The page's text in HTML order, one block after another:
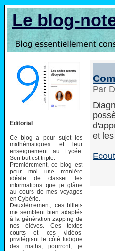
Le blog-
Editorial
Ce blog a pour sujet les
mathématiques et leur
enseignement au Lycée.
Son but est triple.
Premièrement, ce blog est
pour moi une manière
idéale de classer les
informations que je glâne
au cours de mes voyages
en Cybérie.
Deuxièmement, ces billets
me semblent bien adaptés
à la génération zapping de
nos élèves. Ces textes
courts et ces vidéos,
privilégiant le côté ludique
des maths, pourront, je
Par
et